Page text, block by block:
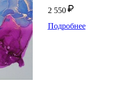
2 550
Подробнее